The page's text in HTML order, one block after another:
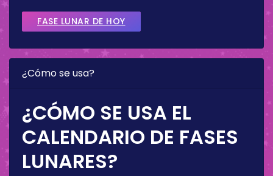
FASE LUNAR DE HOY
¿Cómo se usa?
¿CÓMO SE USA EL
CALENDARIO DE FASES
LUNARES?